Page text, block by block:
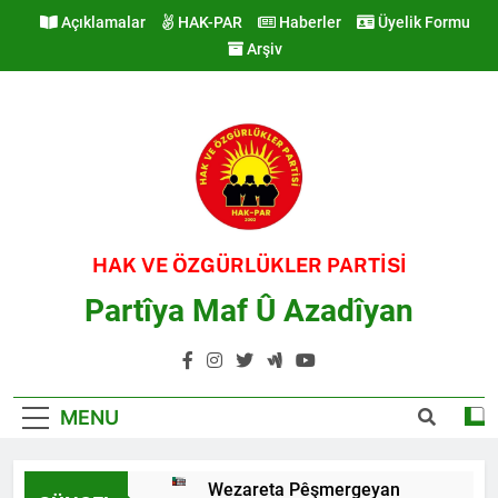
Açıklamalar HAK-PAR Haberler
Üyelik Formu
Arşiv
HAK VE ÖZGÜRLÜKLER PARTİSİ
Partîya Maf Û Azadîyan
MENU
Wezareta Pêşmergeyan